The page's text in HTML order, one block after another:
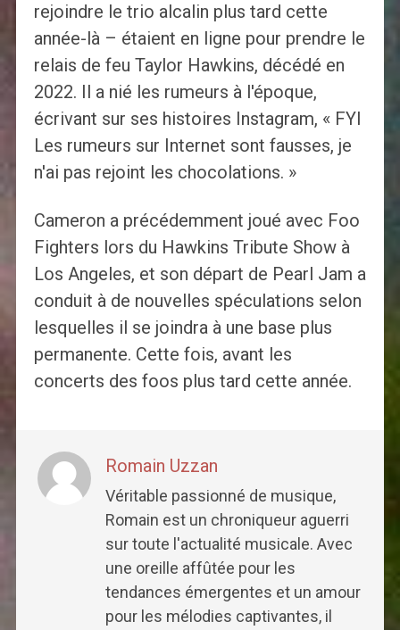
rejoindre le trio alcalin plus tard cette
année-là – étaient en ligne pour prendre le
relais de feu Taylor Hawkins, décédé en
2022. Il a nié les rumeurs à l'époque,
écrivant sur ses histoires Instagram, « FYI
Les rumeurs sur Internet sont fausses, je
n'ai pas rejoint les chocolations. »
Cameron a précédemment joué avec Foo
Fighters lors du Hawkins Tribute Show à
Los Angeles, et son départ de Pearl Jam a
conduit à de nouvelles spéculations selon
lesquelles il se joindra à une base plus
permanente. Cette fois, avant les
concerts des foos plus tard cette année.
Romain Uzzan
Véritable passionné de musique,
Romain est un chroniqueur aguerri
sur toute l'actualité musicale. Avec
une oreille affûtée pour les
tendances émergentes et un amour
pour les mélodies captivantes, il